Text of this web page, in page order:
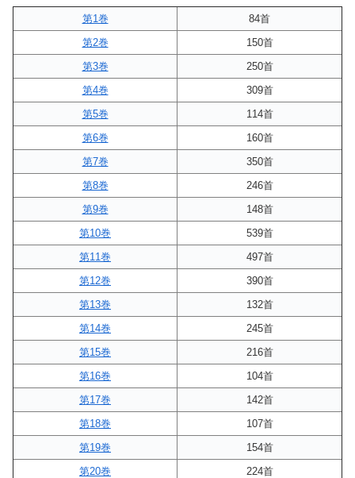
第1巻
84首
第2巻
150首
第3巻
250首
第4巻
309首
第5巻
114首
第6巻
160首
第7巻
350首
第8巻
246首
第9巻
148首
第10巻
539首
第11巻
497首
第12巻
390首
第13巻
132首
第14巻
245首
第15巻
216首
第16巻
104首
第17巻
142首
第18巻
107首
第19巻
154首
第20巻
224首